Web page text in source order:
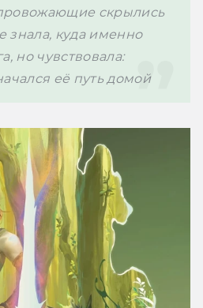
провожающие скрылись
знала, куда именно
но чувствовала:
её путь домой